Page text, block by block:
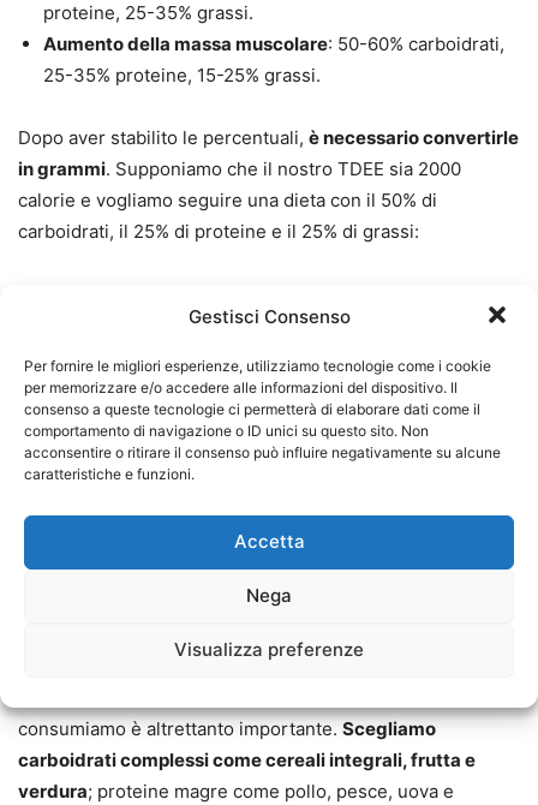
Gestisci Consenso
Per fornire le migliori esperienze, utilizziamo tecnologie come i cookie
per memorizzare e/o accedere alle informazioni del dispositivo. Il
consenso a queste tecnologie ci permetterà di elaborare dati come il
comportamento di navigazione o ID unici su questo sito. Non
acconsentire o ritirare il consenso può influire negativamente su alcune
caratteristiche e funzioni.
Accetta
Nega
Visualizza preferenze
proteine, 25-35% grassi.
Aumento della massa muscolare: 50-60% carboidrati,
25-35% proteine, 15-25% grassi.
Dopo aver stabilito le percentuali, è necessario convertirle
in grammi. Supponiamo che il nostro TDEE sia 2000
calorie e vogliamo seguire una dieta con il 50% di
carboidrati, il 25% di proteine e il 25% di grassi:
Proteine
: 25% di 2000 = 500 calorie ÷ 4 = 125 grammi
Grassi: 25% di 2000 = 500 calorie ÷ 9 = 56 grammi
Raggiungere i propri obiettivi di salute
e fitness
Non esiste una suddivisione dei macronutrienti che vada
bene per tutti.È importante adattare il calcolo in base ai
risultati ottenuti e a come il corpo risponde. Monitorare il
le regolazioni necessarie. Il calcolo dei macronutrienti è
consumiamo è altrettanto importante. Scegliamo
carboidrati complessi come cereali integrali, frutta e
verdura; proteine magre come pollo, pesce, uova e